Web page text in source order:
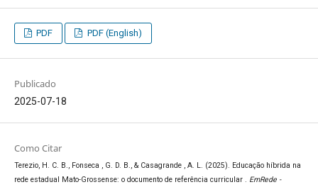
PDF PDF (English)
Publicado
2025-07-18
Como Citar
Terezio, H. C. B., Fonseca , G. D. B., & Casagrande , A. L. (2025). Educação híbrida na
rede estadual Mato-Grossense: o documento de referência curricular . EmRede -